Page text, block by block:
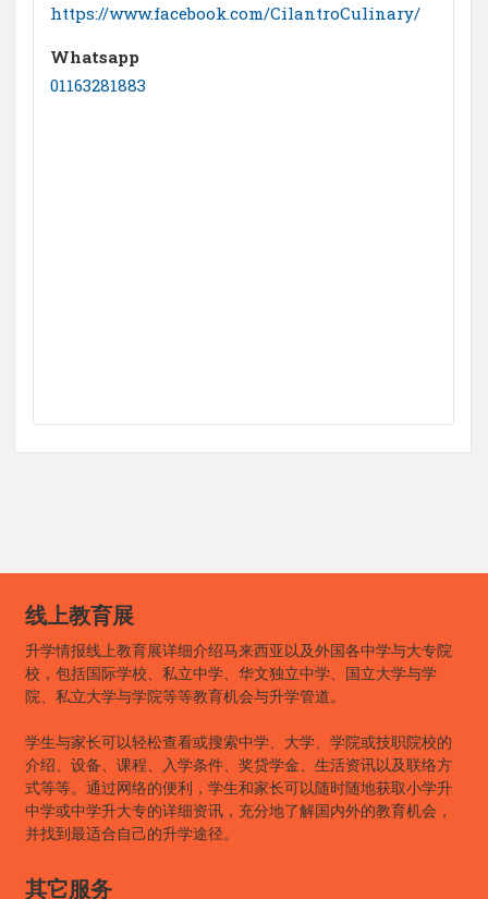
https://www.facebook.com/CilantroCulinary/
Whatsapp
01163281883
线上教育展
升学情报线上教育展详细介绍马来西亚以及外国各中学与大专院
校，包括国际学校、私立中学、华文独立中学、国立大学与学
院、私立大学与学院等等教育机会与升学管道。
学生与家长可以轻松查看或搜索中学、大学、学院或技职院校的
介绍、设备、课程、入学条件、奖贷学金、生活资讯以及联络方
式等等。通过网络的便利，学生和家长可以随时随地获取小学升
中学或中学升大专的详细资讯，充分地了解国内外的教育机会，
并找到最适合自己的升学途径。
其它服务